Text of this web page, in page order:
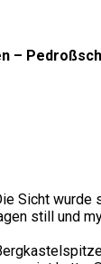
Sicht
still und